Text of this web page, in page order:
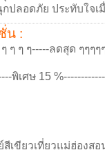
กปลอดภัย ประทับใจเ
น :
ๆ ๆ ๆ-----ลดสุด ๆๆๆๆ
พิเศษ 15
สีเขียวเที่ยวแม่ฮ่อ